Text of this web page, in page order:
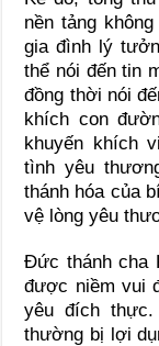
nền tảng
gia đình lý
thể nói đến tin
đồng thời nói
khích con
khuyến khích
tình yêu
thánh hóa của
vệ lòng yêu
Đức thánh cha
được niềm vui
yêu đích
thường bị lợi